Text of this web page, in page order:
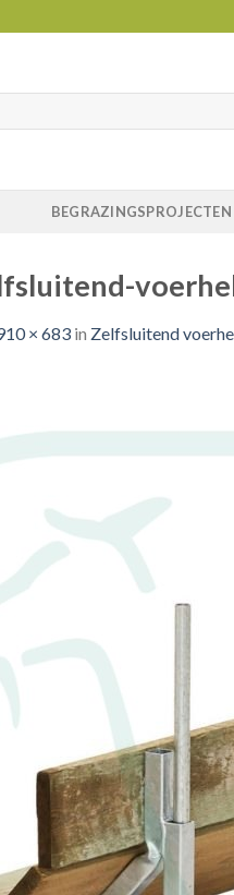
BEGRAZINGSPROJECTEN
× 683 in Zelfsluitend